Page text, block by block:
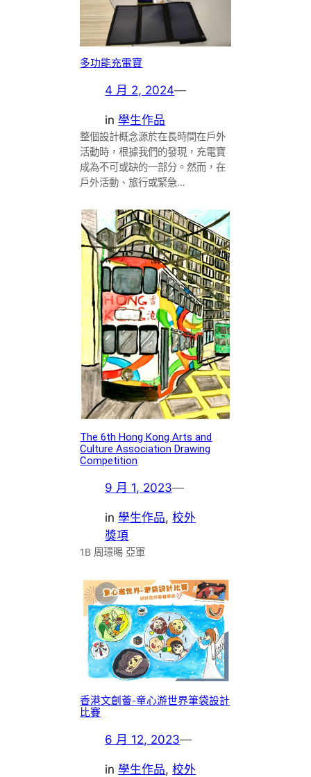
多功能充電寶
4 月 2, 2024—
in學生作品
整個設計概念源於在長時間在戶外
活動時，根據我們的發現，充電寶
成為不可或缺的一部分。然而，在
戶外活動、旅行或緊急…
The 6th Hong Kong Arts and
Culture Association Drawing
Competition
9 月 1, 2023—
in學生作品, 校外
獎項
1B 周璟晹 亞軍
香港文創薈-童心游世界筆袋設計
比賽
6 月 12, 2023—
in學生作品, 校外